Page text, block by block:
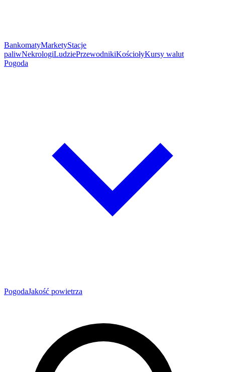
BankomatyMarketyStacje
paliwNekrologiLudziePrzewodnikiKościołyKursy walut
Pogoda
PogodaJakość powietrza